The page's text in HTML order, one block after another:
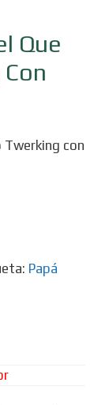
Que
Twerking con
Papá